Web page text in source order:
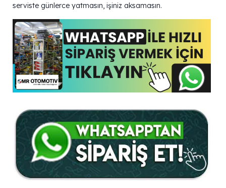
serviste günlerce yatmasın, işiniz aksamasın.